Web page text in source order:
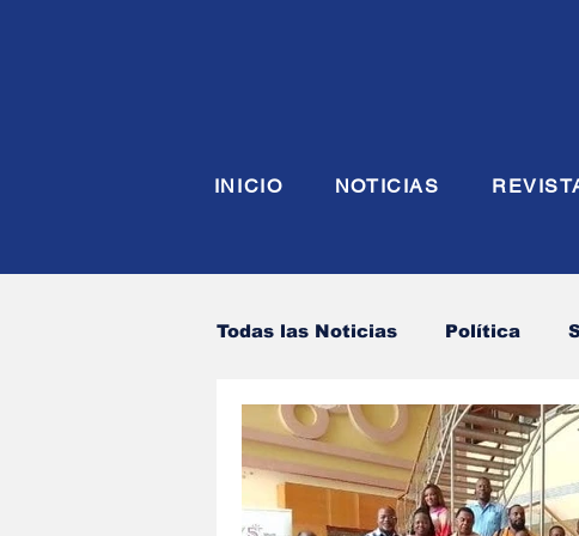
INICIO NOTICIAS
Todas las Noticias Política
Economia Seguridad y
Justicia INTERIOR